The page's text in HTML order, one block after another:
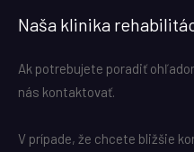
Naša klinika
Ak potrebujete poradiť
nás kontaktovať.
V prípade, že chcete bližšie